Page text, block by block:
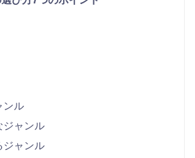
ンル
ジャンル
ジャンル